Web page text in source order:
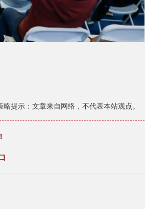
略提示：文章来自网络，不代表本站观点。